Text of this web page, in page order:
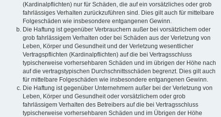
(Kardinalpflichten) nur für Schäden, die auf ein vorsätzliches oder grob
fahrlässiges Verhalten zurückzuführen sind. Dies gilt auch für mittelbare
Folgeschäden wie insbesondere entgangenen Gewinn.
Die Haftung ist gegenüber Verbrauchern außer bei vorsätzlichem oder
grob fahrlässigem Verhalten oder bei Schäden aus der Verletzung von
Leben, Körper und Gesundheit und der Verletzung wesentlicher
Vertragspflichten (Kardinalpflichten) auf die bei Vertragsschluss
typischerweise vorhersehbaren Schäden und im übrigen der Höhe nach
auf die vertragstypischen Durchschnittsschäden begrenzt. Dies gilt auch
für mittelbare Folgeschäden wie insbesondere entgangenen Gewinn.
Die Haftung ist gegenüber Unternehmern außer bei der Verletzung von
Leben, Körper und Gesundheit oder vorsätzlichem oder grob
fahrlässigem Verhalten des Betreibers auf die bei Vertragsschluss
typischerweise vorhersehbaren Schäden und im Übrigen der Höhe